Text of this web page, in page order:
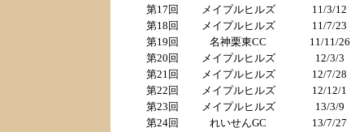
第17回
メイプルヒルズ
11/3/12
第18回
メイプルヒルズ
11/7/23
第19回
名神栗東CC
11/11/26
第20回
メイプルヒルズ
12/3/3
第21回
メイプルヒルズ
12/7/28
第22回
メイプルヒルズ
12/12/1
第23回
メイプルヒルズ
13/3/9
第24回
れいせんGC
13/7/27